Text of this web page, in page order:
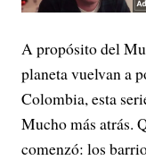
A propósito del
planeta vuelvan a
Colombia, esta
Mucho más atrás.
comenzó: los